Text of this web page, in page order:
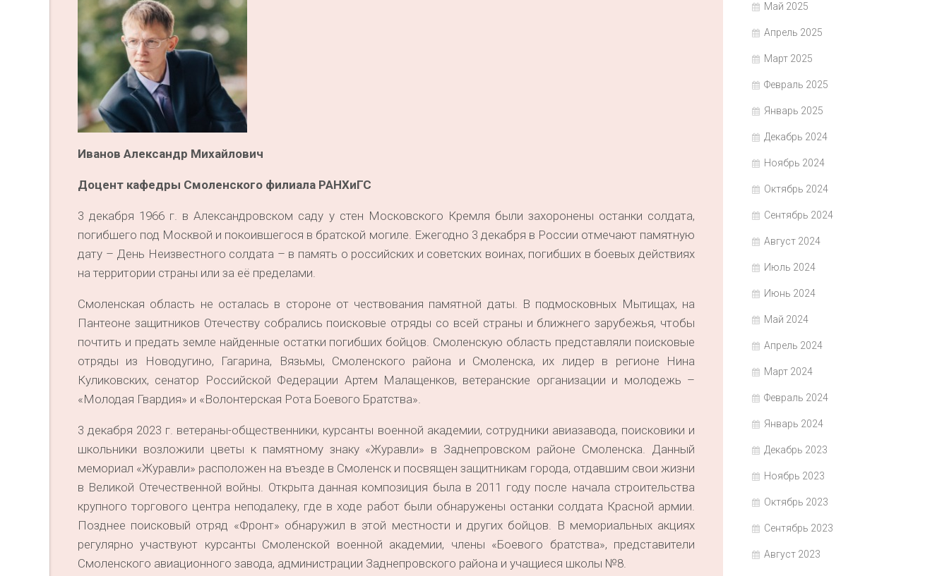
Иванов Александр Михайлович
Доцент кафедры Смоленского филиала РАНХиГС
3 декабря 1966 г. в Александровском саду у стен Московского Кремля были захоронены останки солдата,
погибшего под Москвой и покоившегося в братской могиле. Ежегодно 3 декабря в России отмечают памятную
дату – День Неизвестного солдата – в память о российских и советских воинах, погибших в боевых действиях
на территории страны или за её пределами.
Смоленская область не осталась в стороне от чествования памятной даты. В подмосковных Мытищах, на
Пантеоне защитников Отечеству собрались поисковые отряды со всей страны и ближнего зарубежья, чтобы
почтить и предать земле найденные остатки погибших бойцов. Смоленскую область представляли поисковые
отряды из Новодугино, Гагарина, Вязьмы, Смоленского района и Смоленска, их лидер в регионе Нина
Куликовских, сенатор Российской Федерации Артем Малащенков, ветеранские организации и молодежь –
«Молодая Гвардия» и «Волонтерская Рота Боевого Братства».
3 декабря 2023 г. ветераны-общественники, курсанты военной академии, сотрудники авиазавода, поисковики и
школьники возложили цветы к памятному знаку «Журавли» в Заднепровском районе Смоленска. Данный
мемориал «Журавли» расположен на въезде в Смоленск и посвящен защитникам города, отдавшим свои жизни
в Великой Отечественной войны. Открыта данная композиция была в 2011 году после начала строительства
крупного торгового центра неподалеку, где в ходе работ были обнаружены останки солдата Красной армии.
Позднее поисковый отряд «Фронт» обнаружил в этой местности и других бойцов. В мемориальных акциях
регулярно участвуют курсанты Смоленской военной академии, члены «Боевого братства», представители
Смоленского авиационного завода, администрации Заднепровского района и учащиеся школы №8.
Май 2025
Апрель 2025
Март 2025
Февраль 2025
Январь 2025
Декабрь 2024
Ноябрь 2024
Октябрь 2024
Сентябрь 2024
Август 2024
Июль 2024
Июнь 2024
Май 2024
Апрель 2024
Март 2024
Февраль 2024
Январь 2024
Декабрь 2023
Ноябрь 2023
Октябрь 2023
Сентябрь 2023
Август 2023